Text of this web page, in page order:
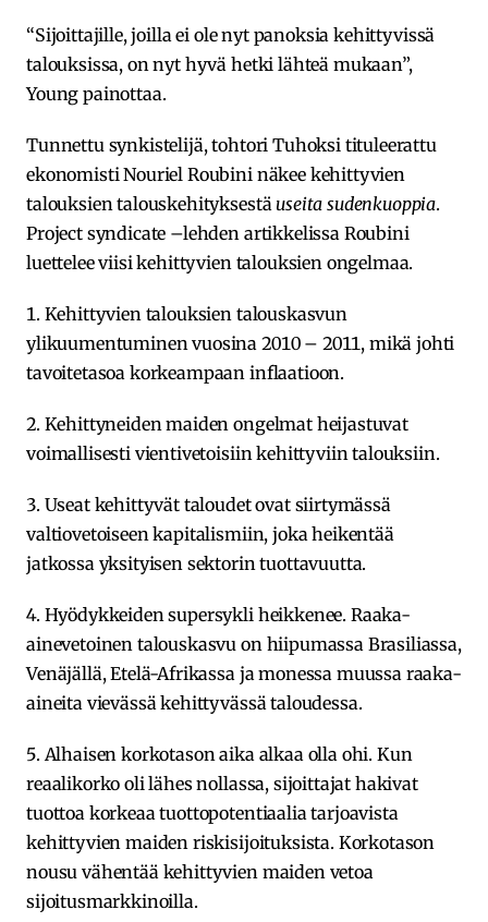
“Sijoittajille, joilla ei ole nyt panoksia kehittyvissä
talouksissa, on nyt hyvä hetki lähteä mukaan”,
Young painottaa.
Tunnettu synkistelijä, tohtori Tuhoksi tituleerattu
ekonomisti Nouriel Roubini näkee kehittyvien
talouksien talouskehityksestä useita sudenkuoppia.
Project syndicate –lehden artikkelissa Roubini
luettelee viisi kehittyvien talouksien ongelmaa.
1. Kehittyvien talouksien talouskasvun
ylikuumentuminen vuosina 2010 – 2011, mikä johti
tavoitetasoa korkeampaan inflaatioon.
2. Kehittyneiden maiden ongelmat heijastuvat
voimallisesti vientivetoisiin kehittyviin talouksiin.
3. Useat kehittyvät taloudet ovat siirtymässä
valtiovetoiseen kapitalismiin, joka heikentää
jatkossa yksityisen sektorin tuottavuutta.
4. Hyödykkeiden supersykli heikkenee. Raaka-
ainevetoinen talouskasvu on hiipumassa Brasiliassa,
Venäjällä, Etelä-Afrikassa ja monessa muussa raaka-
aineita vievässä kehittyvässä taloudessa.
5. Alhaisen korkotason aika alkaa olla ohi. Kun
reaalikorko oli lähes nollassa, sijoittajat hakivat
tuottoa korkeaa tuottopotentiaalia tarjoavista
kehittyvien maiden riskisijoituksista. Korkotason
nousu vähentää kehittyvien maiden vetoa
sijoitusmarkkinoilla.